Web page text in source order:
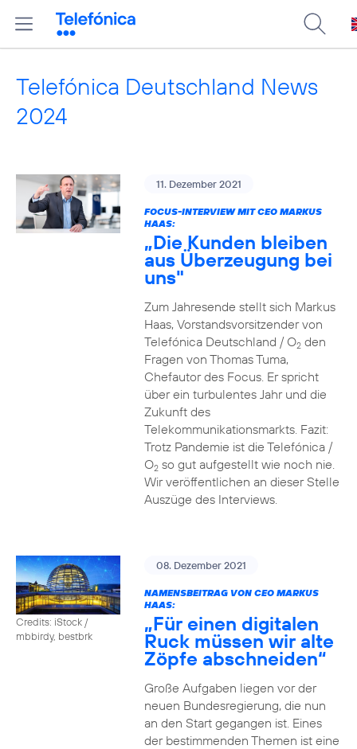
Telefónica Deutschland News
2024
11. Dezember 2021
FOCUS-INTERVIEW MIT CEO MARKUS
HAAS:
„Die Kunden bleiben
aus Überzeugung bei
uns"
Zum Jahresende stellt sich Markus
Haas, Vorstandsvorsitzender von
Telefónica Deutschland / O2den
Fragen von Thomas Tuma,
Chefautor des Focus. Er spricht
über ein turbulentes Jahr und die
Zukunft des
Telekommunikationsmarkts. Fazit:
Trotz Pandemie ist die Telefónica /
O2so gut aufgestellt wie noch nie.
Wir veröffentlichen an dieser Stelle
Auszüge des Interviews.
Credits: iStock /
mbbirdy, bestbrk
08. Dezember 2021
NAMENSBEITRAG VON CEO MARKUS
HAAS:
„Für einen digitalen
Ruck müssen wir alte
Zöpfe abschneiden“
Große Aufgaben liegen vor der
neuen Bundesregierung, die nun
an den Start gegangen ist. Eines
der bestimmenden Themen ist eine